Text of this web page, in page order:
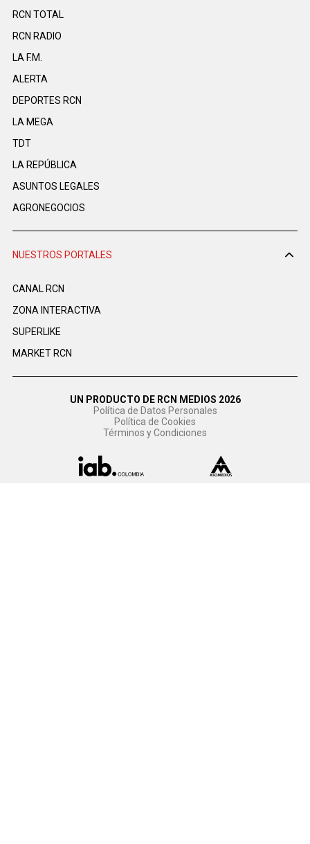
RCN TOTAL
RCN RADIO
LA F.M.
ALERTA
DEPORTES RCN
LA MEGA
TDT
LA REPÚBLICA
ASUNTOS LEGALES
AGRONEGOCIOS
NUESTROS PORTALES
CANAL RCN
ZONA INTERACTIVA
SUPERLIKE
MARKET RCN
UN PRODUCTO DE RCN MEDIOS 2026
Política de Datos Personales
Política de Cookies
Términos y Condiciones